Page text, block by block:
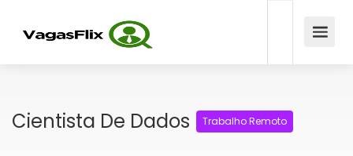
Cientista De Dados Trabalho Remoto